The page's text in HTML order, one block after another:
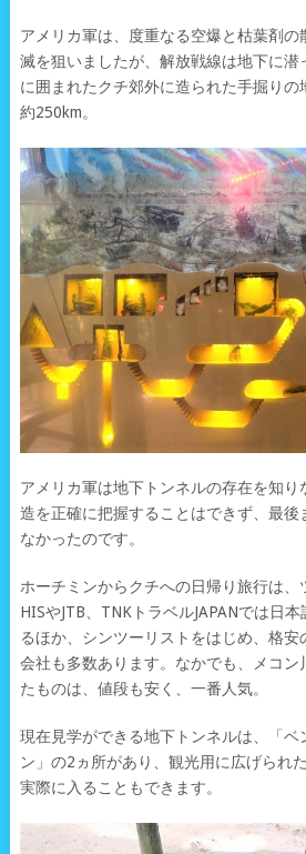
アメリカ軍は、度重なる空爆と枯葉剤
滅を狙いましたが、解放戦線は地下に潜
に囲まれたクチ郊外に造られた手掘り
約250km。
アメリカ軍は地下トンネルの存在を知
造を正確に把握することはできず、最後
なかったのです。
ホーチミンからクチへの日帰り旅行は、
HISやJTB、TNKトラベルJAPANでは日
るほか、シンツーリストをはじめ、格
会社も多数あります。なかでも、メコン
たものは、値段も安く、一番人気。
現在見学ができる地下トンネルは、「ベ
ン」の2ヵ所があり、観光用に広げられ
実際に入ることもできます。